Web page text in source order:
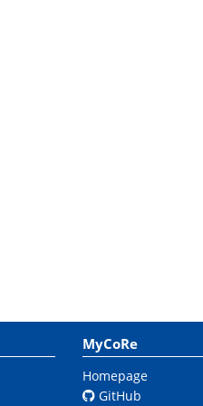
MyCoRe
Homepage
GitHub